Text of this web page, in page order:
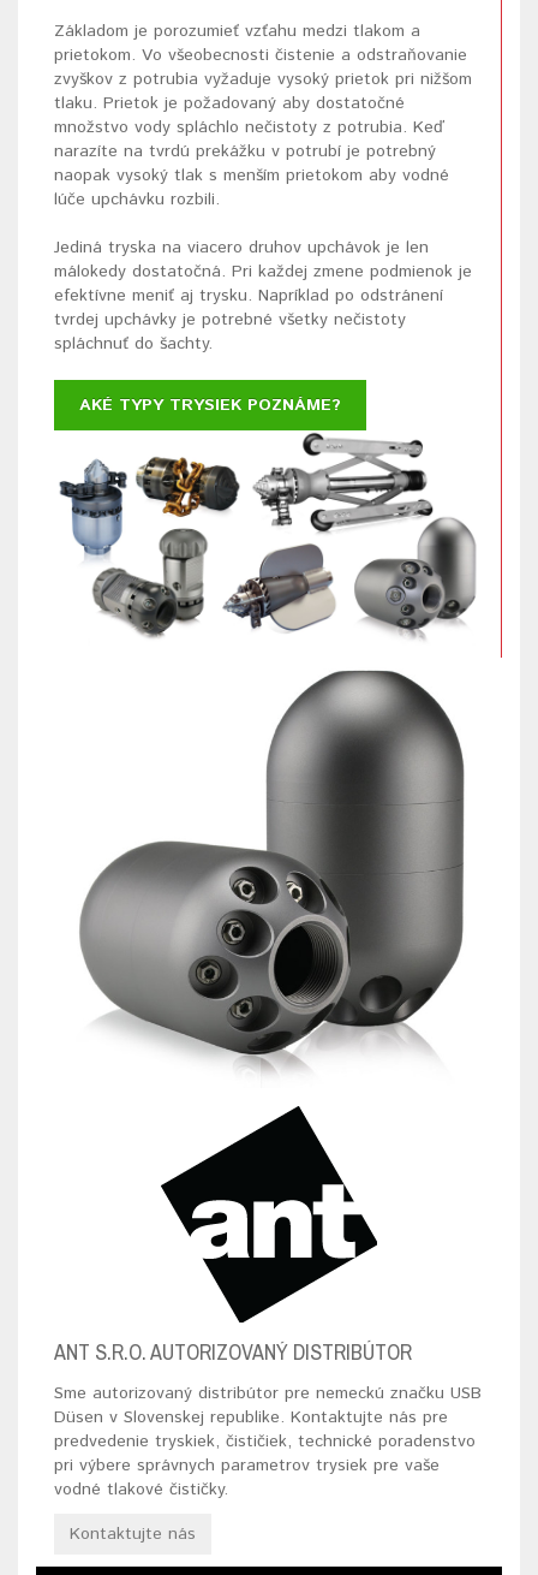
Základom je porozumieť vzťahu medzi tlakom a
prietokom. Vo všeobecnosti čistenie a odstraňovanie
zvyškov z potrubia vyžaduje vysoký prietok pri nižšom
tlaku. Prietok je požadovaný aby dostatočné
množstvo vody spláchlo nečistoty z potrubia. Keď
narazíte na tvrdú prekážku v potrubí je potrebný
naopak vysoký tlak s menším prietokom aby vodné
lúče upchávku rozbili.
Jediná tryska na viacero druhov upchávok je len
málokedy dostatočná. Pri každej zmene podmienok je
efektívne meniť aj trysku. Napríklad po odstránení
tvrdej upchávky je potrebné všetky nečistoty
spláchnuť do šachty.
AKÉ TYPY TRYSIEK POZNÁME?
ANT S.R.O. AUTORIZOVANÝ DISTRIBÚTOR
Sme autorizovaný distribútor pre nemeckú značku USB
Düsen v Slovenskej republike. Kontaktujte nás pre
predvedenie tryskiek, čističiek, technické poradenstvo
pri výbere správnych parametrov trysiek pre vaše
vodné tlakové čističky.
Kontaktujte nás